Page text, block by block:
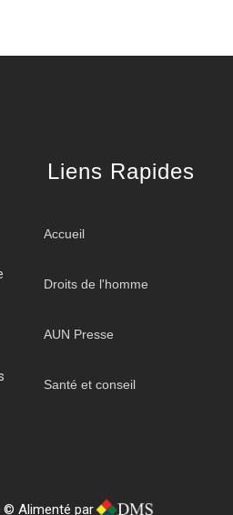
Liens Rapides
Accueil
Droits de l'homme
AUN Presse
Santé et conseil
© Alimenté par